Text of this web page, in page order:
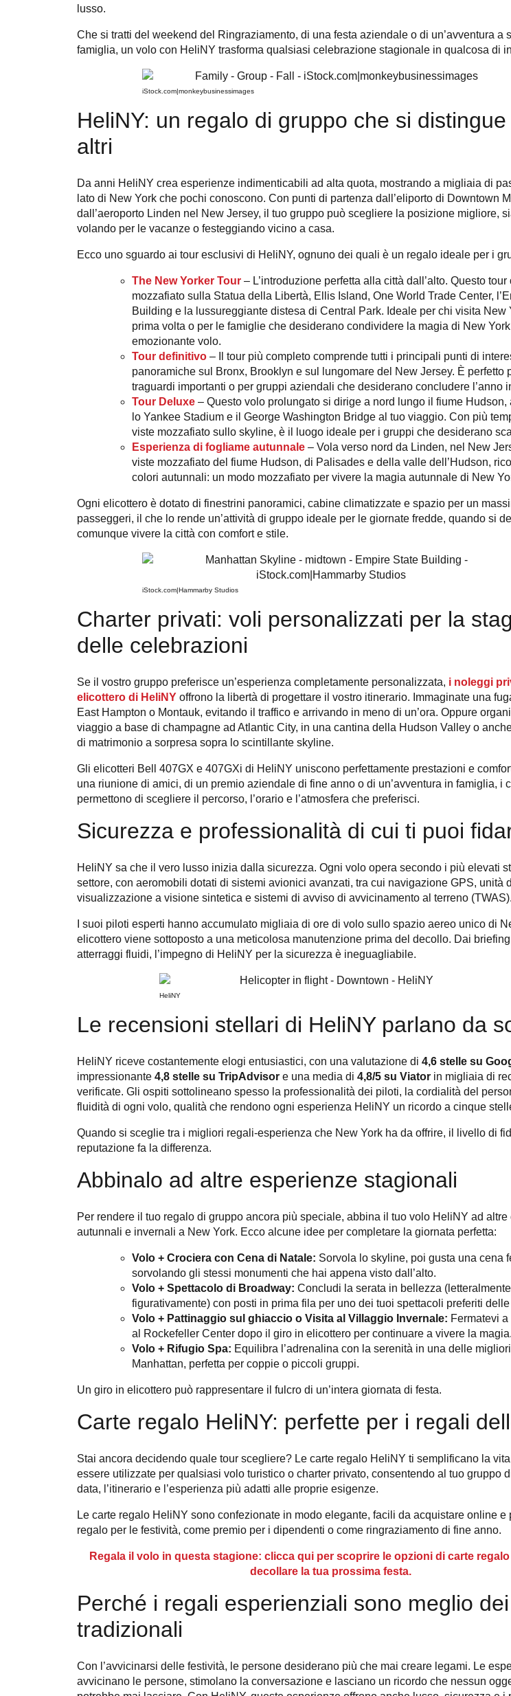
lusso.
Che si tratti del weekend del Ringraziamento, di una festa aziendale o di un’avventura a
famiglia, un volo con HeliNY trasforma qualsiasi celebrazione stagionale in qualcosa di
iStock.com|monkeybusinessimages
HeliNY: un regalo di gruppo che si distingue
altri
Da anni HeliNY crea esperienze indimenticabili ad alta quota, mostrando a migliaia di
lato di New York che pochi conoscono. Con punti di partenza dall’eliporto di Downtown
dall’aeroporto Linden nel New Jersey, il tuo gruppo può scegliere la posizione migliore,
volando per le vacanze o festeggiando vicino a casa.
Ecco uno sguardo ai tour esclusivi di HeliNY, ognuno dei quali è un regalo ideale per i
The New Yorker Tour – L’introduzione perfetta alla città dall’alto. Questo tour
mozzafiato sulla Statua della Libertà, Ellis Island, One World Trade Center,
Building e la lussureggiante distesa di Central Park. Ideale per chi visita New
prima volta o per le famiglie che desiderano condividere la magia di New
emozionante volo.
Tour definitivo – Il tour più completo comprende tutti i principali punti di
panoramiche sul Bronx, Brooklyn e sul lungomare del New Jersey. È perfetto
traguardi importanti o per gruppi aziendali che desiderano concludere l’anno
Tour Deluxe – Questo volo prolungato si dirige a nord lungo il fiume Hudson,
lo Yankee Stadium e il George Washington Bridge al tuo viaggio. Con più
viste mozzafiato sullo skyline, è il luogo ideale per i gruppi che desiderano
Esperienza di fogliame autunnale – Vola verso nord da Linden, nel New
viste mozzafiato del fiume Hudson, di Palisades e della valle dell’Hudson,
colori autunnali: un modo mozzafiato per vivere la magia autunnale di New
Ogni elicottero è dotato di finestrini panoramici, cabine climatizzate e spazio per un
passeggeri, il che lo rende un’attività di gruppo ideale per le giornate fredde, quando si
comunque vivere la città con comfort e stile.
iStock.com|Hammarby Studios
Charter privati: voli personalizzati per la
delle celebrazioni
Se il vostro gruppo preferisce un’esperienza completamente personalizzata, i noleggi
elicottero di HeliNY offrono la libertà di progettare il vostro itinerario. Immaginate una
East Hampton o Montauk, evitando il traffico e arrivando in meno di un’ora. Oppure
viaggio a base di champagne ad Atlantic City, in una cantina della Hudson Valley o
di matrimonio a sorpresa sopra lo scintillante skyline.
Gli elicotteri Bell 407GX e 407GXi di HeliNY uniscono perfettamente prestazioni e
una riunione di amici, di un premio aziendale di fine anno o di un’avventura in famiglia, i
permettono di scegliere il percorso, l’orario e l’atmosfera che preferisci.
Sicurezza e professionalità di cui ti puoi
HeliNY sa che il vero lusso inizia dalla sicurezza. Ogni volo opera secondo i più elevati
settore, con aeromobili dotati di sistemi avionici avanzati, tra cui navigazione GPS, unità
visualizzazione a visione sintetica e sistemi di avviso di avvicinamento al terreno (TWAS).
I suoi piloti esperti hanno accumulato migliaia di ore di volo sullo spazio aereo unico di
elicottero viene sottoposto a una meticolosa manutenzione prima del decollo. Dai
atterraggi fluidi, l’impegno di HeliNY per la sicurezza è ineguagliabile.
HeliNY
Le recensioni stellari di HeliNY parlano da
HeliNY riceve costantemente elogi entusiastici, con una valutazione di 4,6 stelle su
impressionante 4,8 stelle su TripAdvisor e una media di 4,8/5 su Viator in migliaia di
verificate. Gli ospiti sottolineano spesso la professionalità dei piloti, la cordialità del
fluidità di ogni volo, qualità che rendono ogni esperienza HeliNY un ricordo a cinque
Quando si sceglie tra i migliori regali-esperienza che New York ha da offrire, il livello di
reputazione fa la differenza.
Abbinalo ad altre esperienze stagionali
Per rendere il tuo regalo di gruppo ancora più speciale, abbina il tuo volo HeliNY ad altre
autunnali e invernali a New York. Ecco alcune idee per completare la giornata perfetta:
Volo + Crociera con Cena di Natale: Sorvola lo skyline, poi gusta una cena
sorvolando gli stessi monumenti che hai appena visto dall’alto.
Volo + Spettacolo di Broadway: Concludi la serata in bellezza
figurativamente) con posti in prima fila per uno dei tuoi spettacoli preferiti delle
Volo + Pattinaggio sul ghiaccio o Visita al Villaggio Invernale: Fermatevi
al Rockefeller Center dopo il giro in elicottero per continuare a vivere la magia.
Volo + Rifugio Spa: Equilibra l’adrenalina con la serenità in una delle
Manhattan, perfetta per coppie o piccoli gruppi.
Un giro in elicottero può rappresentare il fulcro di un’intera giornata di festa.
Carte regalo HeliNY: perfette per i regali
Stai ancora decidendo quale tour scegliere? Le carte regalo HeliNY ti semplificano la
essere utilizzate per qualsiasi volo turistico o charter privato, consentendo al tuo gruppo
data, l’itinerario e l’esperienza più adatti alle proprie esigenze.
Le carte regalo HeliNY sono confezionate in modo elegante, facili da acquistare online e
regalo per le festività, come premio per i dipendenti o come ringraziamento di fine anno.
Regala il volo in questa stagione: clicca qui per scoprire le opzioni di carte regalo
decollare la tua prossima festa.
Perché i regali esperienziali sono meglio
tradizionali
Con l’avvicinarsi delle festività, le persone desiderano più che mai creare legami. Le
avvicinano le persone, stimolano la conversazione e lasciano un ricordo che nessun